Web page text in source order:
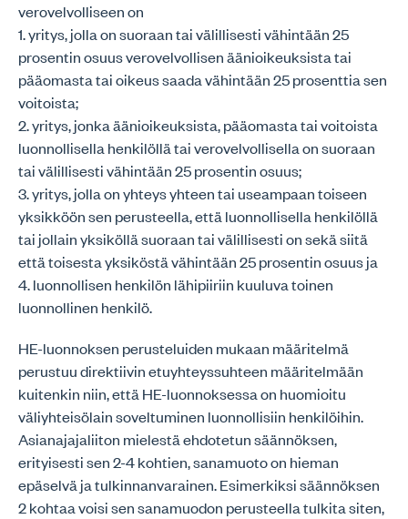
verovelvolliseen on
1. yritys, jolla on suoraan tai välillisesti vähintään 25
prosentin osuus verovelvollisen äänioikeuksista tai
pääomasta tai oikeus saada vähintään 25 prosenttia sen
voitoista;
2. yritys, jonka äänioikeuksista, pääomasta tai voitoista
luonnollisella henkilöllä tai verovelvollisella on suoraan
tai välillisesti vähintään 25 prosentin osuus;
3. yritys, jolla on yhteys yhteen tai useampaan toiseen
yksikköön sen perusteella, että luonnollisella henkilöllä
tai jollain yksiköllä suoraan tai välillisesti on sekä siitä
että toisesta yksiköstä vähintään 25 prosentin osuus ja
4. luonnollisen henkilön lähipiiriin kuuluva toinen
luonnollinen henkilö.
HE-luonnoksen perusteluiden mukaan määritelmä
perustuu direktiivin etuyhteyssuhteen määritelmään
kuitenkin niin, että HE-luonnoksessa on huomioitu
väliyhteisölain soveltuminen luonnollisiin henkilöihin.
Asianajajaliiton mielestä ehdotetun säännöksen,
erityisesti sen 2-4 kohtien, sanamuoto on hieman
epäselvä ja tulkinnanvarainen. Esimerkiksi säännöksen
2 kohtaa voisi sen sanamuodon perusteella tulkita siten,